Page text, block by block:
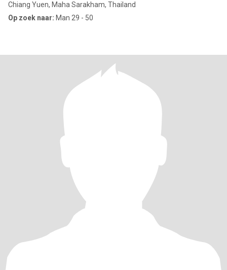
Chiang Yuen, Maha Sarakham, Thailand
Op zoek naar: Man 29 - 50